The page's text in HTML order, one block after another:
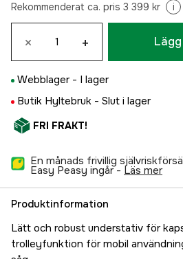
Rekommenderat ca. pris 3 399 kr i
× +
Webblager - I lager
Butik Hyltebruk - Slut i lager
FRI FRAKT!
En månads frivillig
Easy Peasy ingår - läs mer
Produktinformation
Lätt och robust understativ för
trolleyfunktion för mobil